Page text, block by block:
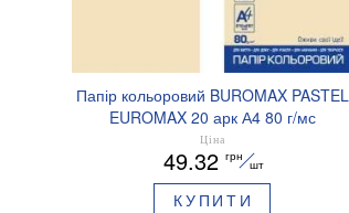
Папір кольоровий BUROMAX PASTEL
EUROMAX 20 арк А4 80 г/мс
BM.2721220E-08
Ціна
49.32 грн
шт
КУПИТИ